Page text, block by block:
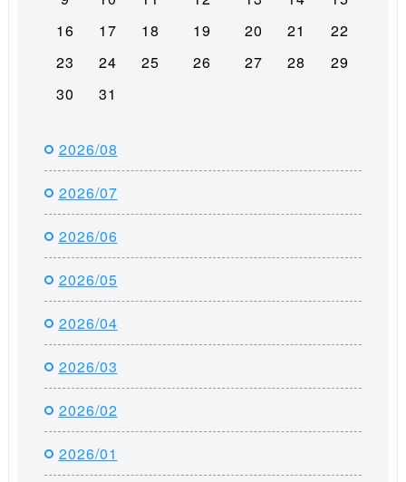
16
17 18 19 20 21
22
23
24 25 26 27 28
29
30
31
2026/08
2026/07
2026/06
2026/05
2026/04
2026/03
2026/02
2026/01